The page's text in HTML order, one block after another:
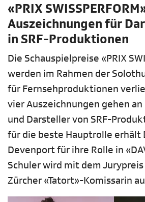
«PRIX
Auszeichnungen für
in SRF-Produktionen
Die Schauspielpreise «PRIX
werden im Rahmen der
für Fernsehproduktionen
vier Auszeichnungen gehen
und Darsteller von SRF-
für die beste Hauptrolle erhält
Devenport für ihre Rolle in
Schuler wird mit dem
Zürcher «Tatort»-Komissarin